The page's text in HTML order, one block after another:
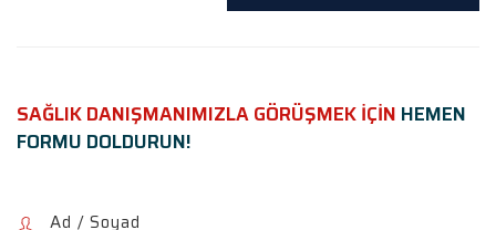
SAĞLIK DANIŞMANIMIZLA GÖRÜŞMEK İÇİN HEMEN
FORMU DOLDURUN!